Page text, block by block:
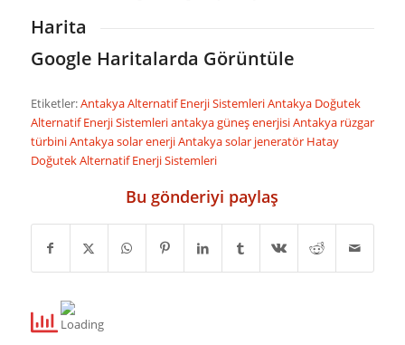
Harita
Google Haritalarda Görüntüle
Etiketler:Antakya Alternatif Enerji SistemleriAntakya Doğutek
Alternatif Enerji Sistemleriantakya güneş enerjisiAntakya rüzgar
türbiniAntakya solar enerjiAntakya solar jeneratör Hatay
Doğutek Alternatif Enerji Sistemleri
Bu gönderiyi paylaş